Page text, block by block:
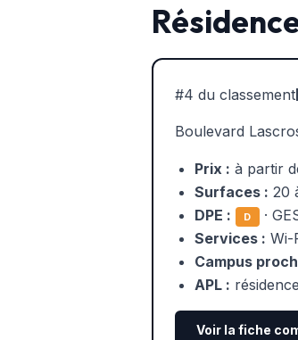
#4 du classement
Boulevard
Prix : à partir
Surfaces : 20
DPE :
D
·
Services : Wi-
Campus
APL :
Voir la fiche